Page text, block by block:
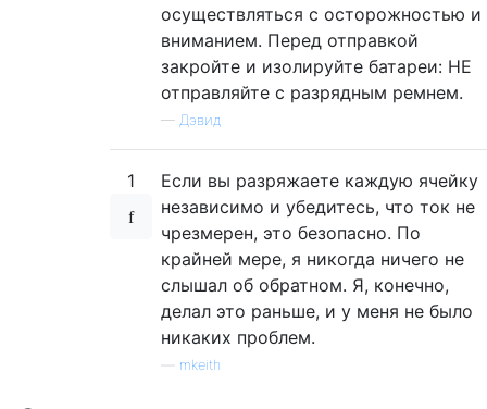
осуществляться с осторожностью и
вниманием. Перед отправкой
закройте и изолируйте батареи: НЕ
отправляйте с разрядным ремнем.
— Дэвид
1
Если вы разряжаете каждую ячейку
независимо и убедитесь, что ток не
чрезмерен, это безопасно. По
крайней мере, я никогда ничего не
слышал об обратном. Я, конечно,
делал это раньше, и у меня не было
никаких проблем.
mkeith